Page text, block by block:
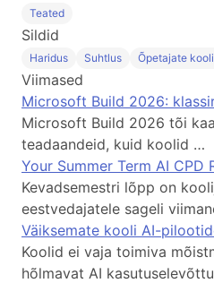
Teated
Sildid
Haridus Suhtlus Õpetajate
Viimased
Microsoft Build 2026:
Microsoft Build 2026 tõi
teadaandeid, kuid koolid …
Your Summer Term AI
Kevadsemestri lõpp on
eestvedajatele sageli
Väiksemate kooli AI-
Koolid ei vaja toimiva
hõlmavat AI